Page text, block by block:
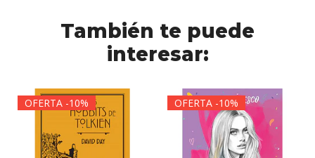
También te puede
interesar:
OFERTA -10% OFERTA -10%